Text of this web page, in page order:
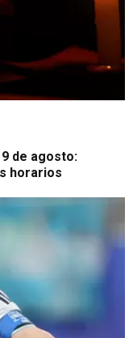
de agosto:
horarios